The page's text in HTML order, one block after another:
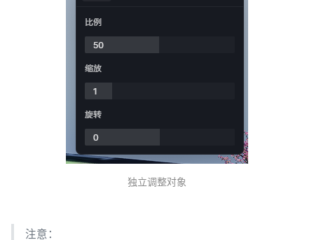
独立调整对象
注意：